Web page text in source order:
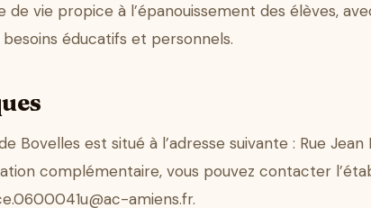
de vie propice à l’épanouissement des élèves,
éducatifs et personnels.
Bovelles est situé à l’adresse suivante : Rue Jean
complémentaire, vous pouvez contacter
amiens.fr.